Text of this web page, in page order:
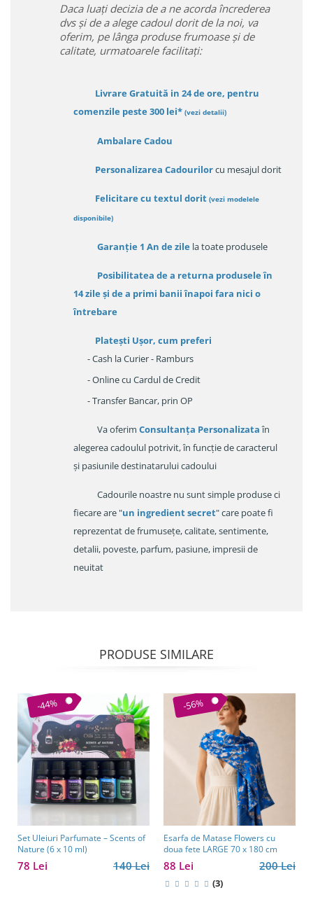
Daca luați decizia de a ne acorda încrederea
dvs și de a alege cadoul dorit de la noi, va
oferim, pe lânga produse frumoase și de
calitate, urmatoarele facilitați:
Livrare Gratuită in 24 de ore, pentru
comenzile peste 300 lei* (vezi detalii)
Ambalare Cadou
Personalizarea Cadourilorcu mesajul dorit
Felicitare cu textul dorit (vezi modelele
disponibile)
Garanție 1 An de zile la toate produsele
Posibilitatea de a returna produsele în
14 zileși de a primi banii înapoi fara nici o
întrebare
Platești Ușor, cum preferi
- Cash la Curier - Ramburs
- Online cu Cardul de Credit
- Transfer Bancar, prin OP
Va oferim Consultanța Personalizataîn
alegerea cadoulul potrivit, în funcție de caracterul
și pasiunile destinatarului cadoului
Cadourile noastre nu sunt simple produse ci
fiecare are "un ingredient secret" care poate fi
reprezentat de frumusețe, calitate, sentimente,
detalii, poveste, parfum, pasiune, impresii de
neuitat
PRODUSE SIMILARE
-44%
Set Uleiuri Parfumate – Scents of
Nature (6 x 10 ml)
140 Lei
78 Lei
-56%
Esarfa de Matase Flowers cu
doua fete LARGE 70 x 180 cm
200 Lei
88 Lei
(3)